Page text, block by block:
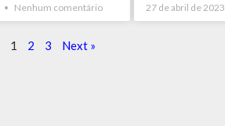
Nenhum comentário
27 de abril de 2023
1 2 3 Next »